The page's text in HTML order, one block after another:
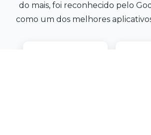
do mais, foi reconhecido pelo
como um dos melhores